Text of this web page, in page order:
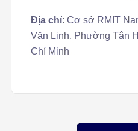
Địa chỉ: Cơ sở RMIT
Văn Linh, Phường Tân
Chí Minh